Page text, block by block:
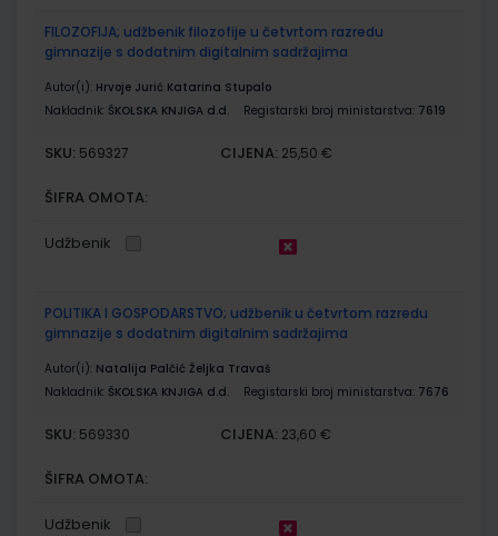
FILOZOFIJA; udžbenik filozofije u četvrtom razredu
gimnazije s dodatnim digitalnim sadržajima
Autor(i): Hrvoje Jurić Katarina Stupalo
Nakladnik: ŠKOLSKA KNJIGA d.d. Registarski broj ministarstva: 7619
SKU: 569327 CIJENA: 25,50 €
ŠIFRA OMOTA:
Udžbenik
POLITIKA I GOSPODARSTVO; udžbenik u četvrtom razredu
gimnazije s dodatnim digitalnim sadržajima
Autor(i): Natalija Palčić Željka Travaš
Nakladnik: ŠKOLSKA KNJIGA d.d. Registarski broj ministarstva: 7676
SKU: 569330 CIJENA: 23,60 €
ŠIFRA OMOTA:
Udžbenik